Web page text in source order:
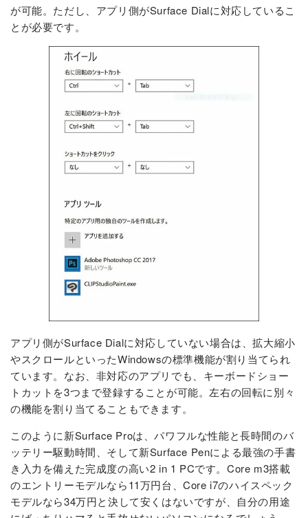
が可能。ただし、アプリ側がSurface Dialに対応しているこ
とが必要です。
アプリ側がSurface Dialに対応していない場合は、拡大縮小
やスクロールといったWindowsの標準機能が割り当てられ
ています。なお、非対応のアプリでも、キーボードショー
トカットを3つまで登録することが可能。左右の回転に別々
の機能を割り当てることもできます。
このように新Surface Proは、パワフルな性能と長時間のバ
ッテリー駆動時間、そして新Surface Penによる最強の手書
き入力を備えた完成度の高い2 in 1 PCです。Core m3搭載
のエントリーモデルなら11万円台、Core i7のハイスペック
モデルなら34万円と決して安くはないですが、自分の用途